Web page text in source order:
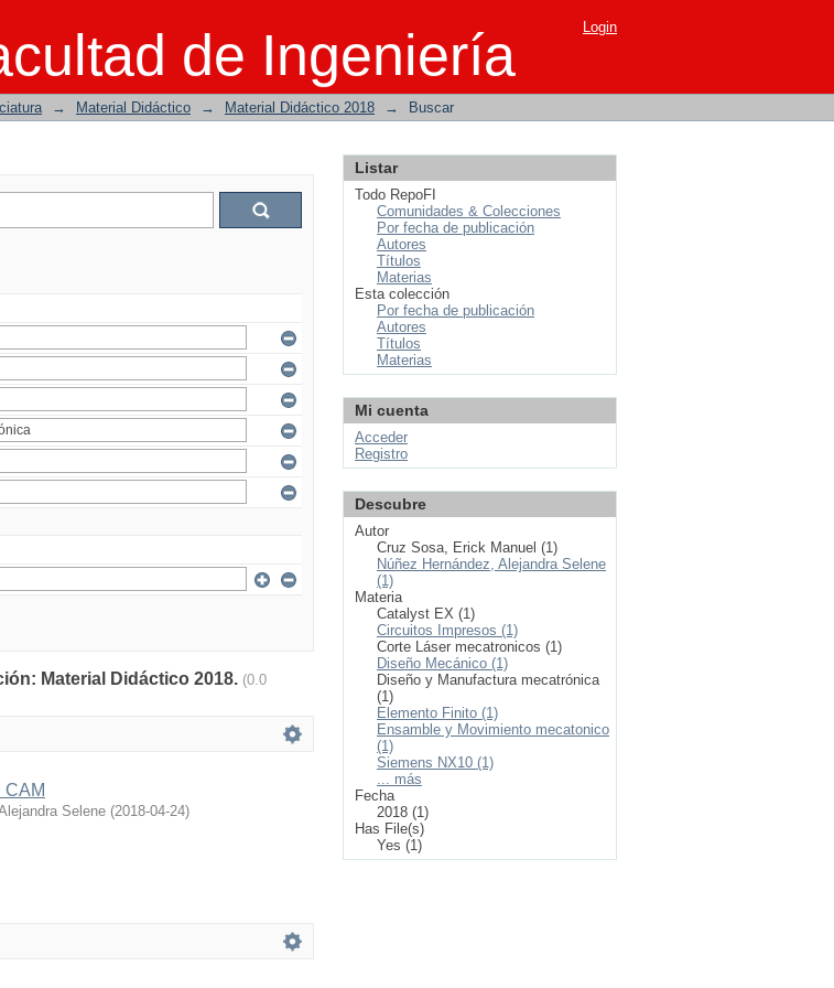
de Ingeniería Login
→ Material Didáctico → Material Didáctico 2018 → Buscar
Material Didáctico 2018. (0.0
CAM
Selene (2018-04-24)
Listar
Todo RepoFI
Comunidades & Colecciones
Por fecha de publicación
Autores
Títulos
Materias
Esta colección
Por fecha de publicación
Autores
Títulos
Materias
Mi cuenta
Acceder
Registro
Descubre
Autor
Cruz Sosa, Erick Manuel (1)
Núñez Hernández, Alejandra Selene
(1)
Materia
Catalyst EX (1)
Circuitos Impresos (1)
Corte Láser mecatronicos (1)
Diseño Mecánico (1)
Diseño y Manufactura mecatrónica
(1)
Elemento Finito (1)
Ensamble y Movimiento mecatonico
(1)
Siemens NX10 (1)
... más
Fecha
2018 (1)
Has File(s)
Yes (1)